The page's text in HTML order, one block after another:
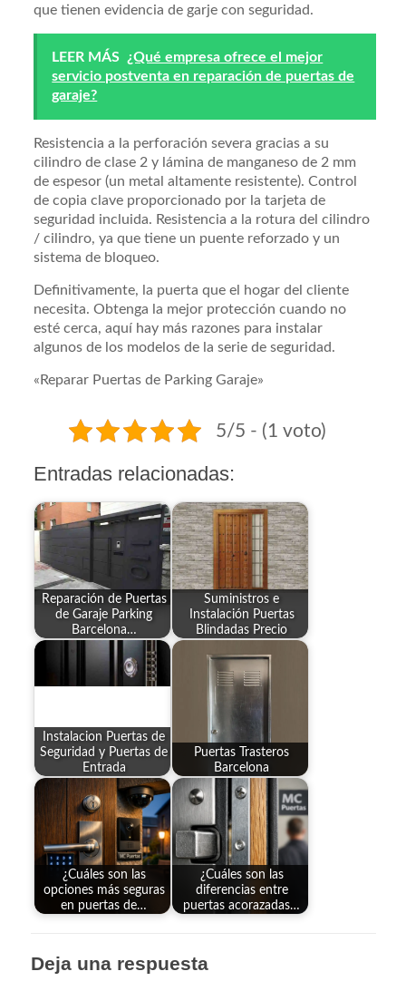
que tienen evidencia de garje con seguridad.
LEER MÁS ¿Qué empresa ofrece el mejor
servicio postventa en reparación de puertas de
garaje?
Resistencia a la perforación severa gracias a su
cilindro de clase 2 y lámina de manganeso de 2 mm
de espesor (un metal altamente resistente). Control
de copia clave proporcionado por la tarjeta de
seguridad incluida. Resistencia a la rotura del cilindro
/ cilindro, ya que tiene un puente reforzado y un
sistema de bloqueo.
Definitivamente, la puerta que el hogar del cliente
necesita. Obtenga la mejor protección cuando no
esté cerca, aquí hay más razones para instalar
algunos de los modelos de la serie de seguridad.
«Reparar Puertas de Parking Garaje»
5/5 - (1 voto)
Entradas relacionadas:
Reparación de Puertas
de Garaje Parking
Barcelona…
Suministros e
Instalación Puertas
Blindadas Precio
Instalacion Puertas de
Seguridad y Puertas de
Entrada
Puertas Trasteros
Barcelona
¿Cuáles son las
opciones más seguras
en puertas de…
¿Cuáles son las
diferencias entre
puertas acorazadas…
Deja una respuesta